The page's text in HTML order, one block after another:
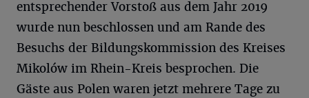
entsprechender Vorstoß aus dem Jahr 2019
wurde nun beschlossen und am Rande des
Besuchs der Bildungskommission des Kreises
Mikolów im Rhein-Kreis besprochen. Die
Gäste aus Polen waren jetzt mehrere Tage zu